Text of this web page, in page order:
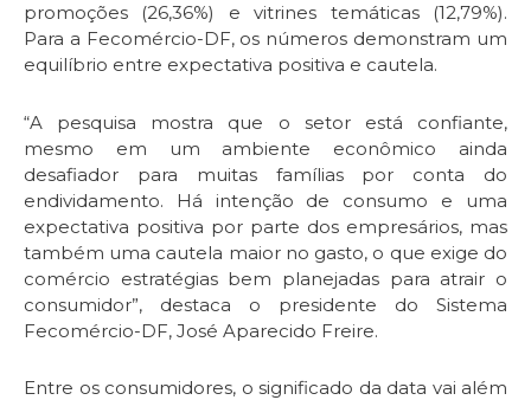
promoções (26,36%) e vitrines temáticas (12,79%).
Para a Fecomércio-DF, os números demonstram um
equilíbrio entre expectativa positiva e cautela.
“A pesquisa mostra que o setor está confiante,
mesmo em um ambiente econômico ainda
desafiador para muitas famílias por conta do
endividamento. Há intenção de consumo e uma
expectativa positiva por parte dos empresários, mas
também uma cautela maior no gasto, o que exige do
comércio estratégias bem planejadas para atrair o
consumidor”, destaca o presidente do Sistema
Fecomércio-DF, José Aparecido Freire.
Entre os consumidores, o significado da data vai além